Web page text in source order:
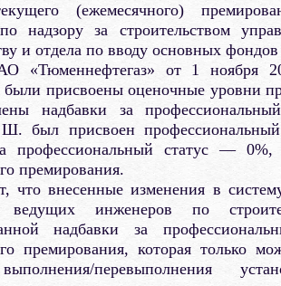
(ежемесячного)
надзору за строительством
и отдела по вводу основных
«Тюменнефтегаз» от 1 ноября
были присвоены оценочные уровни
надбавки за
Ш. был присвоен
профессиональный статус — 0%,
премирования.
что внесенные изменения в
ведущих инженеров по
надбавки за
премирования, которая только
перевыполнения